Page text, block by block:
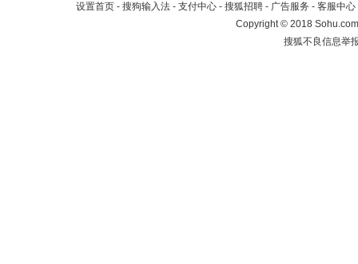
设置首页 - 搜狗输入法 - 支付中心 - 搜狐招聘 - 广告服务 - 客服中心
Copyright©2018
搜狐不良信息举